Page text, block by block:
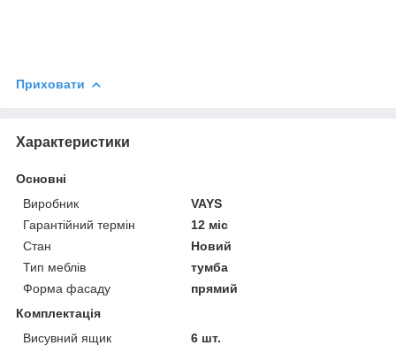
Приховати
Характеристики
Основні
Виробник
VAYS
Гарантійний термін
12 міс
Стан
Новий
Тип меблів
тумба
Форма фасаду
прямий
Комплектація
Висувний ящик
6 шт.